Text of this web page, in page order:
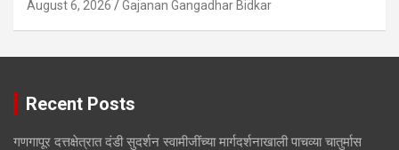
August 6, 2026 Gajanan Gangadhar Bidkar
Recent Posts
गणगापूर दत्तक्षेत्रात दंडी सुदर्शन स्वामीजींच्या मार्गदर्शनाखाली पाचव्या चातुर्मास